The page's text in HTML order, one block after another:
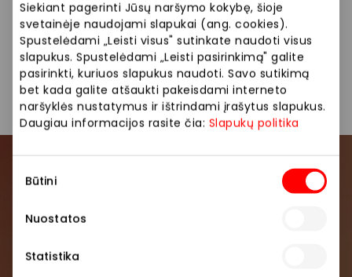
Siekiant pagerinti Jūsų naršymo kokybę, šioje
svetainėje naudojami slapukai (ang. cookies).
Spustelėdami „Leisti visus" sutinkate naudoti visus
slapukus. Spustelėdami „Leisti pasirinkimą" galite
pasirinkti, kuriuos slapukus naudoti. Savo sutikimą
bet kada galite atšaukti pakeisdami interneto
naršyklės nustatymus ir ištrindami įrašytus slapukus.
Daugiau informacijos rasite čia: Slapukų politika
pasirinkimas
Būtini
Nuostatos
Statistika
paskyrose ir/ar kituose viešuose pranešimuose.
Daugiau apie asmens duomenų tvarkymą
www.akropolis.lt
Pasidalinti: Facebook LinkedIn
renginius ir naujausią informaciją iš AKROPOLIS